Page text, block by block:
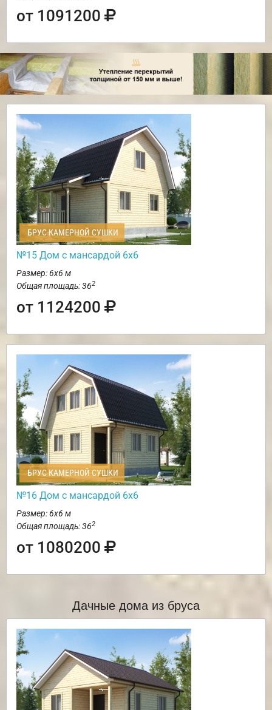
от 1091200
БРУС КАМЕРНОЙ СУШКИ
№15 Дом с мансардой 6х6
Размер: 6х6 м
Общая площадь: 362
от 1124200
БРУС КАМЕРНОЙ СУШКИ
№16 Дом с мансардой 6х6
Размер: 6х6 м
Общая площадь: 362
от 1080200
Дачные дома из бруса